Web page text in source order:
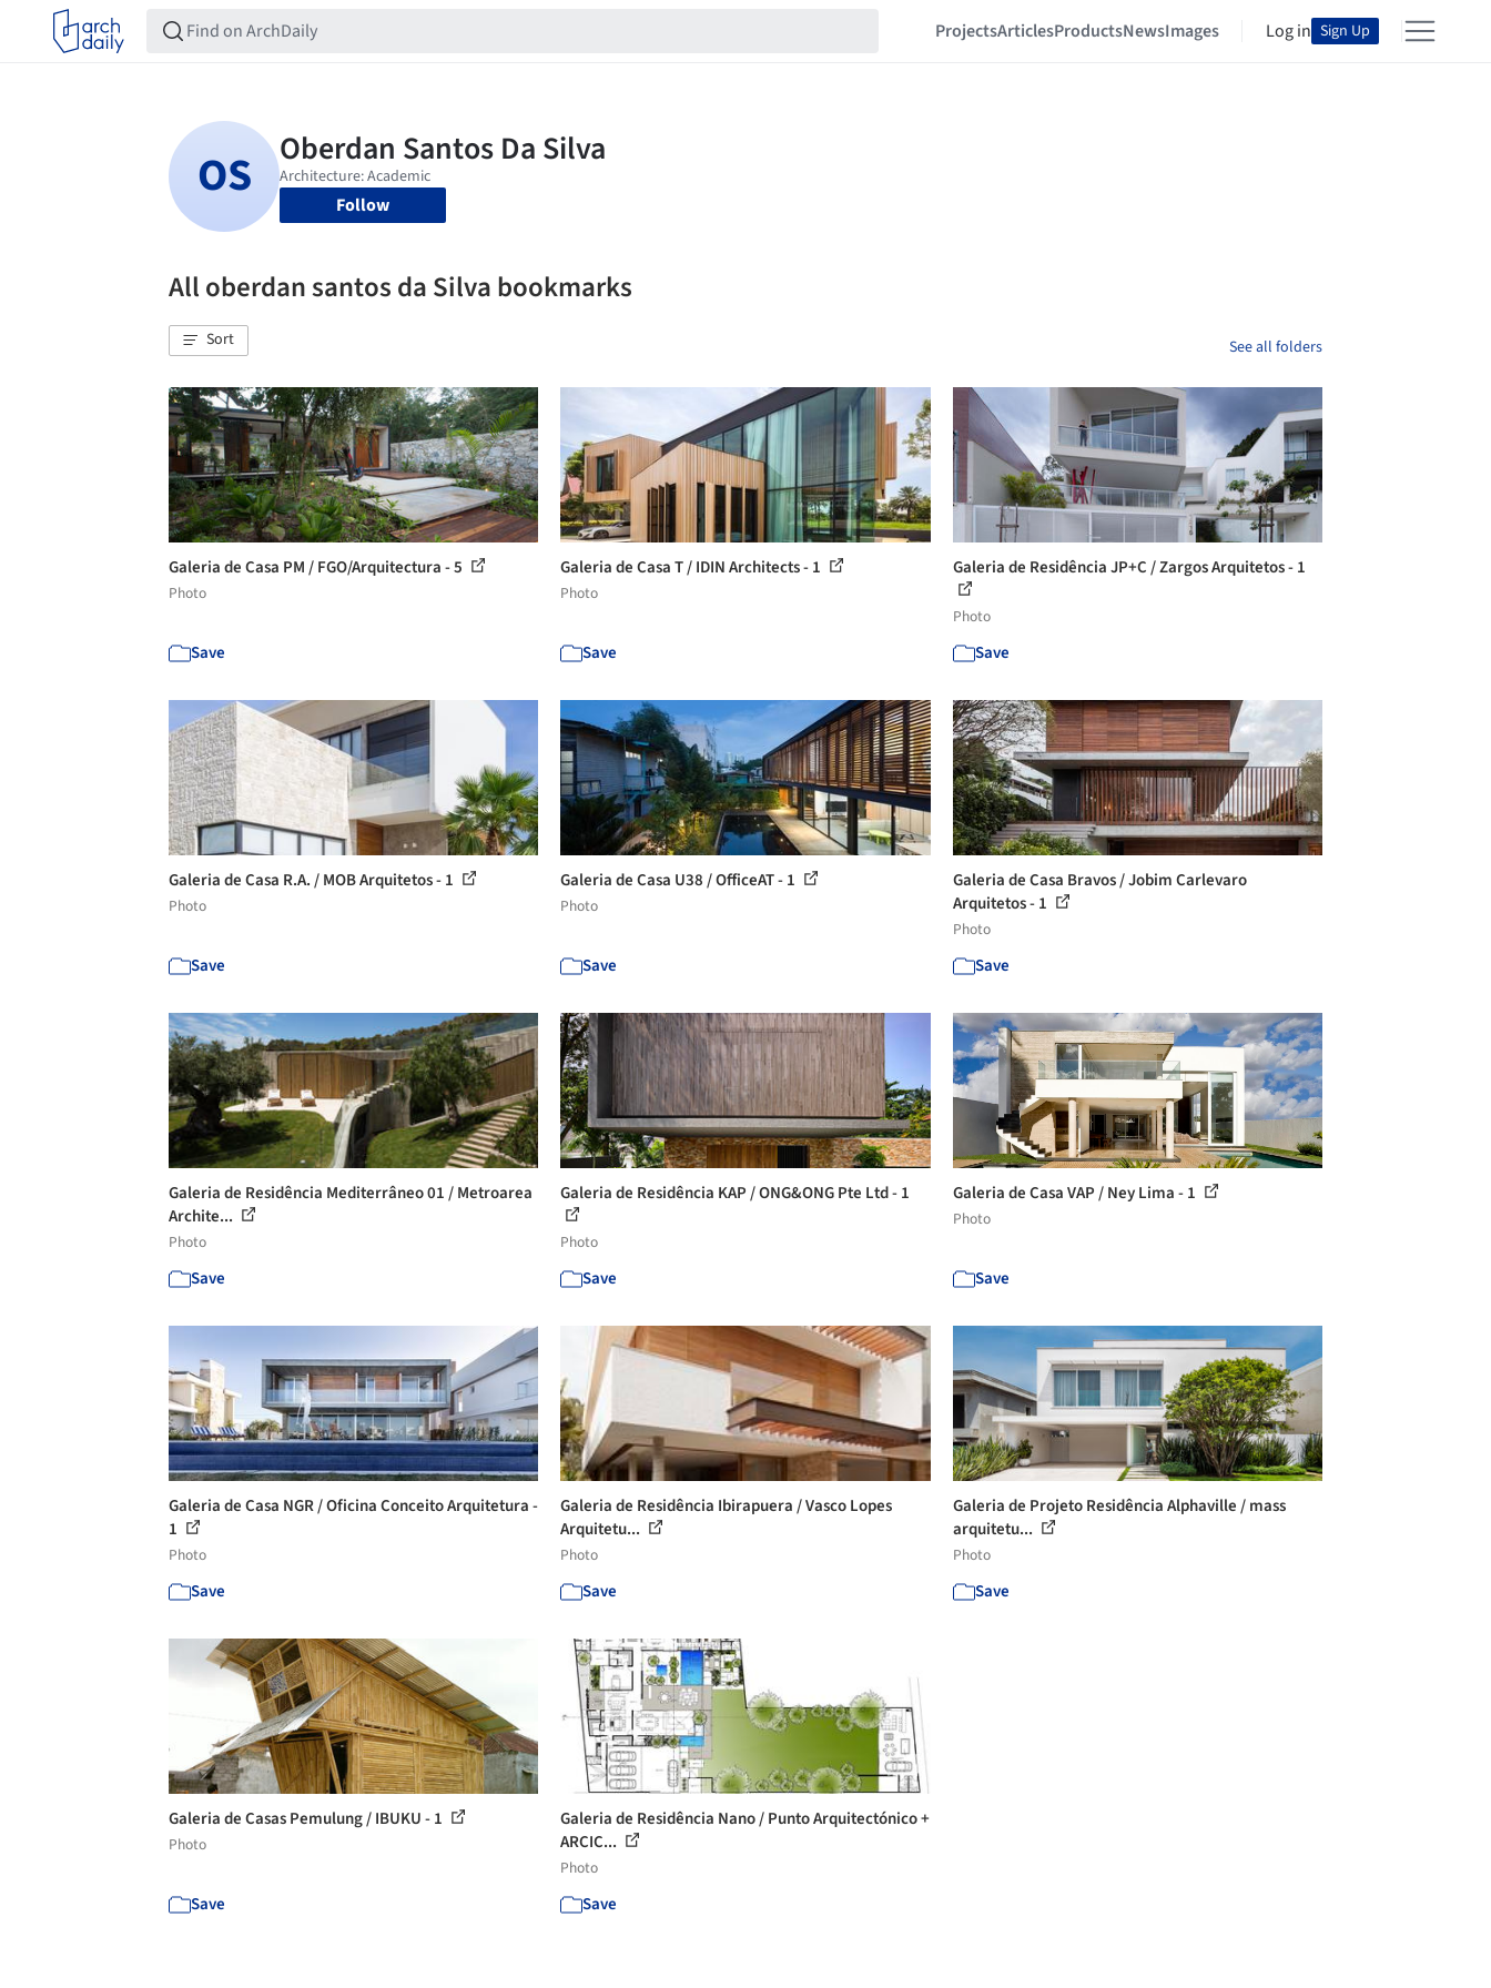
ProjectsArticlesProductsNewsImages Log in Sign Up
Follow
All oberdan santos da Silva bookmarks
Sort See all folders
Galeria de Casa PM / FGO/Arquitectura - 5
Photo
Save
Galeria de Casa T / IDIN Architects - 1
Photo
Save
Galeria de Residência JP+C / Zargos Arquitetos - 1
Photo
Save
Galeria de Casa R.A. / MOB Arquitetos - 1
Photo
Save
Galeria de Casa U38 / OfficeAT - 1
Photo
Save
Galeria de Casa Bravos / Jobim Carlevaro
Arquitetos - 1
Photo
Save
Galeria de Residência Mediterrâneo 01 / Metroarea
Archite...
Photo
Save
Galeria de Residência KAP / ONG&ONG Pte Ltd - 1
Photo
Save
Galeria de Casa VAP / Ney Lima - 1
Photo
Save
Galeria de Casa NGR / Oficina Conceito Arquitetura -
1
Photo
Save
Galeria de Residência Ibirapuera / Vasco Lopes
Arquitetu...
Photo
Save
Galeria de Projeto Residência Alphaville / mass
arquitetu...
Photo
Save
Galeria de Casas Pemulung / IBUKU - 1
Photo
Save
Galeria de Residência Nano / Punto Arquitectónico +
ARCIC...
Photo
Save